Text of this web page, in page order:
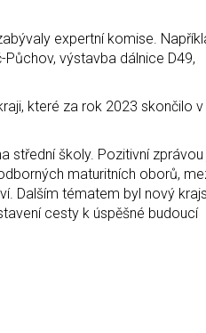
expertní komise.
výstavba dálnice D49,
které za rok 2023 skončilo v
střední školy. Pozitivní zprávou
maturitních oborů,
Dalším tématem byl nový
cesty k úspěšné budoucí